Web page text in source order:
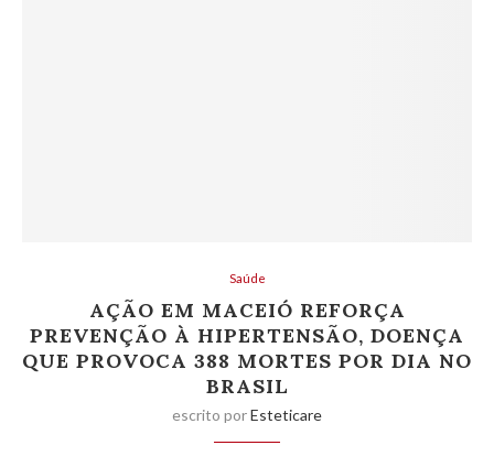
Saúde
AÇÃO EM MACEIÓ REFORÇA
PREVENÇÃO À HIPERTENSÃO, DOENÇA
QUE PROVOCA 388 MORTES POR DIA NO
BRASIL
escrito porEsteticare